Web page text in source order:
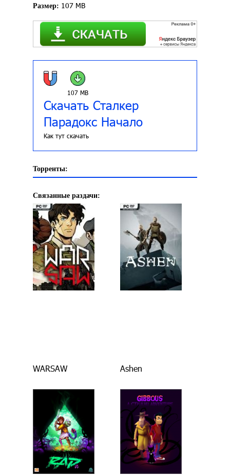
Размер: 107 MB
107 MB
Скачать Сталкер
Парадокс Начало
Как тут скачать
Торренты:
Связанные раздачи:
WARSAW Ashen